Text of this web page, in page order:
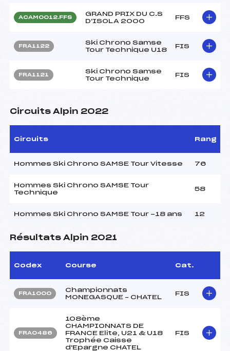
ACAM0012.FFS
GRAND PRIX DU C.S
D'ISOLA 2000
FFS
FRA1122
Ski Chrono Samse
Tour Technique U18
FIS
FRA1121
Ski Chrono Samse
Tour Technique
FIS
Circuits Alpin 2022
Circuits Rang
Hommes Ski Chrono SAMSE Tour Vitesse 76
Hommes Ski Chrono SAMSE Tour
Technique
58
Hommes Ski Chrono SAMSE Tour -18 ans 12
Résultats Alpin 2021
Codex Course Cat.
FRA1000
Championnats
MONEGASQUE – CHATEL
FIS
FRA0486
108ème
CHAMPIONNATS DE
FRANCE Elite, U21 & U18
Trophée Caisse
d'Epargne CHATEL
FIS